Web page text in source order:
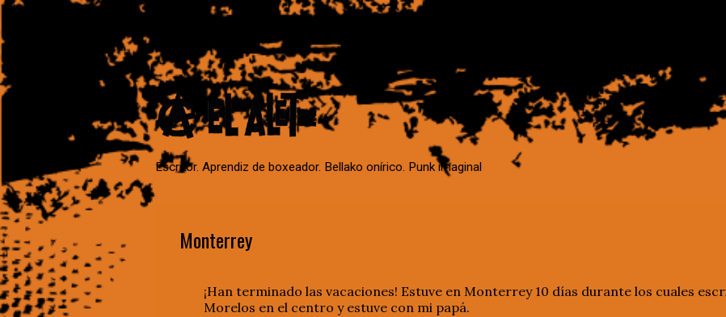
Escritor. Aprendiz de boxeador. Bellako onírico. Punk imaginal
Monterrey
¡Han terminado las vacaciones! Estuve en Monterrey 10 días durante los cuales
Morelos en el centro y estuve con mi papá.